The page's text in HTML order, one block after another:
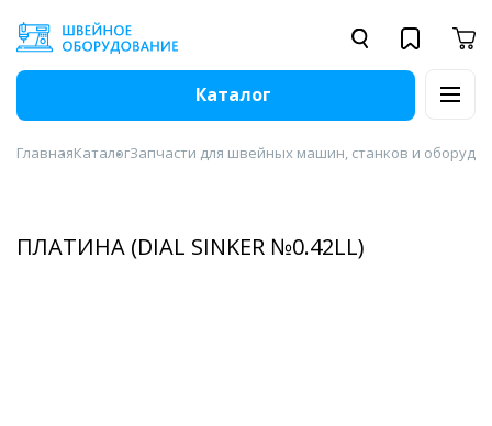
Каталог
ГлавнаяКаталогЗапчасти для швейных машин, станков и
ПЛАТИНА (DIAL SINKER №0.42LL)